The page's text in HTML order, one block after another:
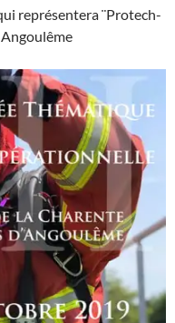
représentera ¨Protech-